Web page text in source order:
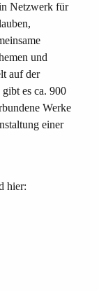
Netzwerk für
und
auf der
es ca. 900
Werke
einer
hier: